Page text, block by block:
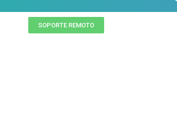
SOPORTE REMOTO